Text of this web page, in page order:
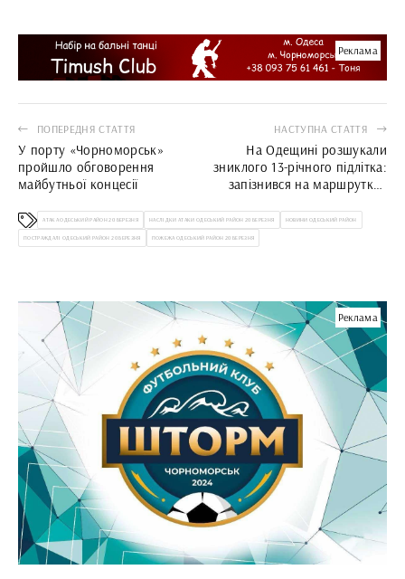
Реклама
ПОПЕРЕДНЯ СТАТТЯ
У порту «Чорноморськ»
пройшло обговорення
майбутньої концесії
НАСТУПНА СТАТТЯ
На Одещині розшукали
зниклого 13-річного підлітка:
запізнився на маршрутку і
вантажівці
АТАКА ОДЕСЬКИЙ РАЙОН 20 БЕРЕЗНЯ НАСЛІДКИ АТАКИ ОДЕСЬКИЙ РАЙОН 20 БЕРЕЗНЯ НОВИНИ ОДЕСЬКИЙ РАЙОН
ПОСТРАЖДАЛІ ОДЕСЬКИЙ РАЙОН 20 БЕРЕЗНЯ ПОЖЕЖА ОДЕСЬКИЙ РАЙОН 20 БЕРЕЗНЯ
Реклама